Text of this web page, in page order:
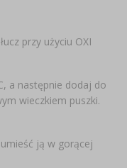
przy użyciu OXI
a następnie dodaj do
wieczkiem puszki.
ją w gorącej